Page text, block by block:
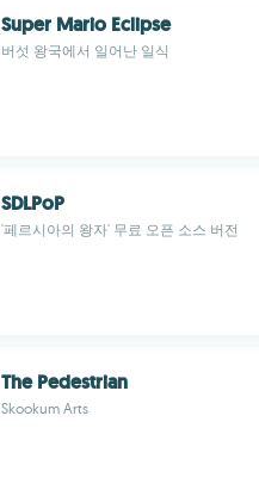
Super Mario Eclipse
버섯 왕국에서 일어난 일식
SDLPoP
'페르시아의 왕자' 무료 오픈 소스 버전
The Pedestrian
Skookum Arts